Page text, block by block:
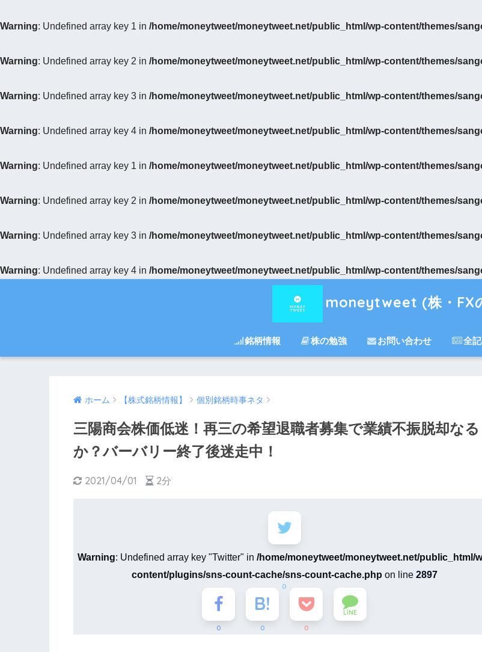
Warning: Undefined array key 1 in /home/moneytweet/moneytweet.net/public_html/wp-content/themes/
Warning: Undefined array key 2 in /home/moneytweet/moneytweet.net/public_html/wp-content/themes/
Warning: Undefined array key 3 in /home/moneytweet/moneytweet.net/public_html/wp-content/themes/
Warning: Undefined array key 4 in /home/moneytweet/moneytweet.net/public_html/wp-content/themes/
Warning: Undefined array key 1 in /home/moneytweet/moneytweet.net/public_html/wp-content/themes/
Warning: Undefined array key 2 in /home/moneytweet/moneytweet.net/public_html/wp-content/themes/
Warning: Undefined array key 3 in /home/moneytweet/moneytweet.net/public_html/wp-content/themes/
Warning: Undefined array key 4 in /home/moneytweet/moneytweet.net/public_html/wp-content/themes/
moneytweet (株・FX
銘柄情報 株の勉強 お問い合わせ 全
ホーム 【株式銘柄情報】 個別銘柄時事ネタ
三陽商会株価低迷！再三の希望退職者募集で業績不振脱却なる
か？バーバリー終了後迷走中！
2021/04/01 2分
Warning: Undefined array key "Twitter" in /home/moneytweet/moneytweet.net/public_html/
content/plugins/sns-count-cache/sns-count-cache.php on line 2897
0
0 0 0
LINE